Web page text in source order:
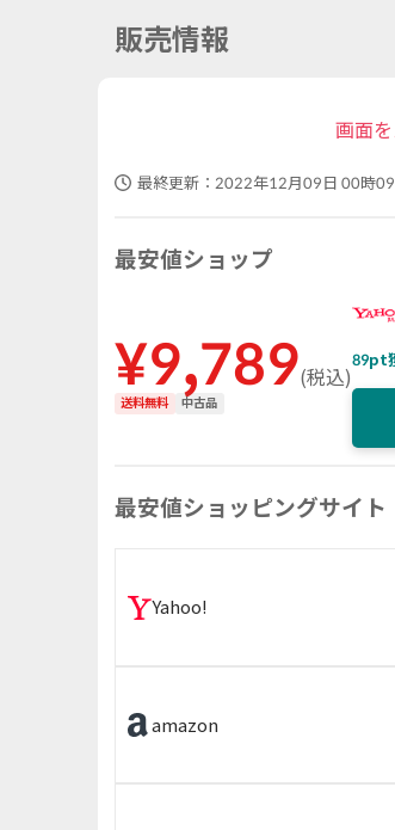
販売情報
画面
最終更新： 2022年12月09日 00時
最安値ショップ
¥9,789(税込)
送料無料 中古品
89pt
最安値ショッピングサイト
Yahoo!
amazon